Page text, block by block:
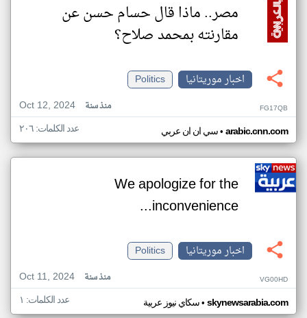
مصر.. ماذا قال حسام حسن عن
مقارنته بمحمد صلاح؟
اخبار موريتانيا
Politics
Oct 12, 2024
منذ سنة FG17QB
سي ان ان عربي• arabic.cnn.com عدد الكلمات: ٢٠٦
We apologize for the
inconvenience...
اخبار موريتانيا
Politics
Oct 11, 2024
منذ سنة VG00HD
سكاي نيوز عربية• skynewsarabia.com عدد الكلمات: ١